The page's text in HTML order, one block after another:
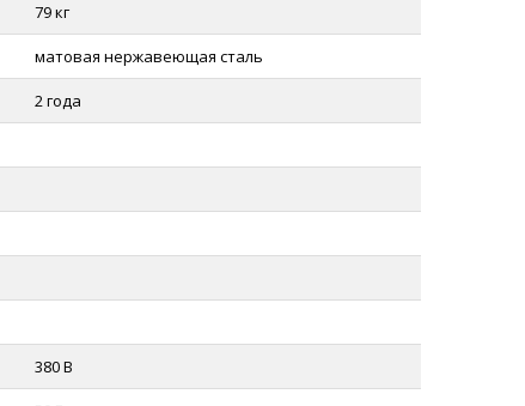
79 кг
матовая нержавеющая сталь
2 года
380 В